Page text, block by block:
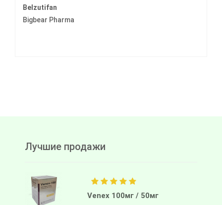
Belzutifan
Bigbear Pharma
Лучшие продажи
Venex 100мг / 50мг